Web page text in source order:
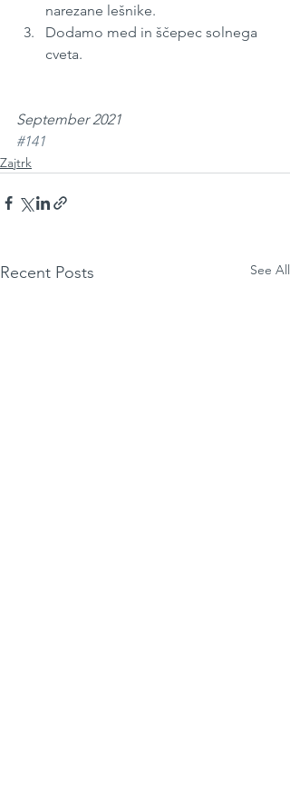
narezane lešnike.
Dodamo med in ščepec solnega
cveta.
September 2021
#141
Zajtrk
Recent Posts See All